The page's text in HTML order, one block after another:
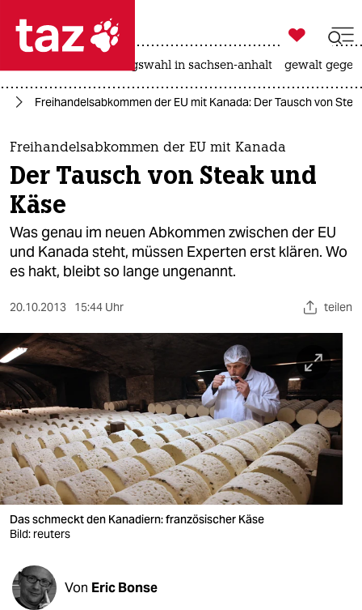
 taz zahl ich
taz zahl ich
themen
politik
öko
gesellschaft
sport
berlin
nord
wahrheit
verlag
verlag
veranstaltungen
shop
fragen & hilfe

taz zahl ich
landtagswahl in sachsen-anhalt gewalt
Freihandelsabkommen der EU mit Kanada: Der Tausch von
Freihandelsabkommen der EU mit Kanada
Der Tausch von Steak und
Käse
Was genau im neuen Abkommen zwischen der EU
und Kanada steht, müssen Experten erst klären. Wo
es hakt, bleibt so lange ungenannt.
20.10.2013 15:44 Uhr teilen
Das schmeckt den Kanadiern: französischer Käse
Bild: reuters
Von Eric Bonse